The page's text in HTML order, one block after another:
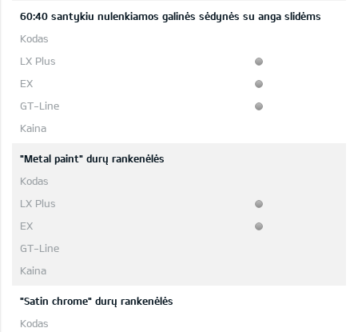
60:40 santykiu nulenkiamos galinės sėdynės su anga slidėms
"Metal paint" durų rankenėlės
"Satin chrome" durų rankenėlės